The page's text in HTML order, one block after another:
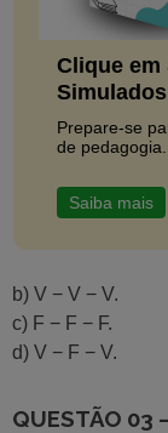
Clique em
Prepare-se
de pedagogia.
Saiba mais
b) V − V − V.
c) F − F − F.
d) V − F − V.
QUESTÃO 03